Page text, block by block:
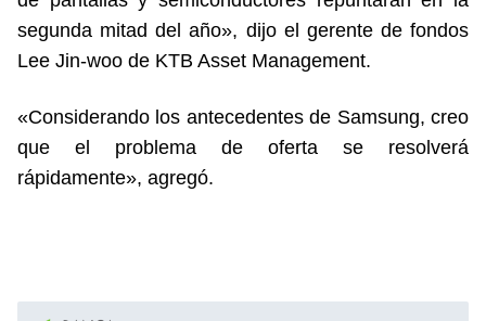
segunda mitad del año», dijo el gerente de fondos
Lee Jin-woo de KTB Asset Management.
«Considerando los antecedentes de Samsung, creo
que el problema de oferta se resolverá
rápidamente», agregó.